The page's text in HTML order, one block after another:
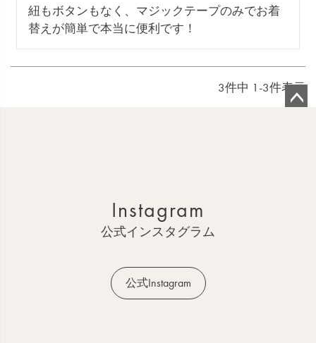
紐もボタンもなく、マジックテープのみでお着
替えが簡単で本当に便利です！
3件中 1 -3件表示
Instagram
公式インスタグラム
公式Instagram